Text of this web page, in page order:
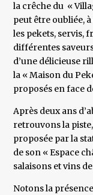
la crêche du «
peut être oubliée,
les pekets, servis,
différentes
d’une délicieuse
la « Maison du
proposés en face
Après deux ans
retrouvons la
proposée par la
de son « Espace
salaisons et vins
Notons la